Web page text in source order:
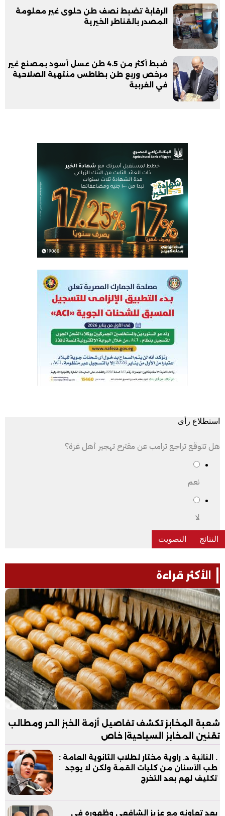
الرقابة تضبط نصف طن حلوى غير معلومة
المصدر بالقناطر الخيرية
ضبط أكثر من 4.5 طن عسل أسود بمصنع غير
مرخص وربع طن بطاطس منتهية الصلاحية
في الغربية
استطلاع رأى
هل تتوقع تراجع ترامب عن مقترح تهجير أهل غزة؟
نعم
لا
الأكثر قراءة
شعبة المخابز تكشف تفاصيل أزمة الخبز الحر ومطالب
تقنين المخابز السياحية| خاص
. النائبة د. راوية مختار لطلاب الثانوية العامة :
طب الأسنان من كليات القمة ولكن لا يوجد
تكليف لهم بعد التخرج
بعد تعاونه مع عزيز الشافعي وظهوره في